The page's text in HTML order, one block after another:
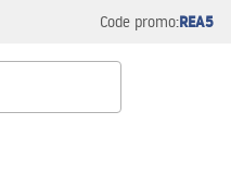
Code promo:REA5